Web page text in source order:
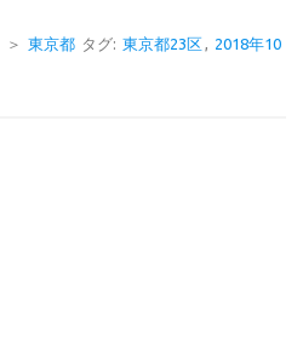
＞ 東京都 タグ: 東京都23区, 2018年10